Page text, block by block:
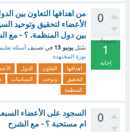
0
تصويتات
1
إجابة
من اهدافها التعاون بين
الأعضاء لتحقيق وتوحيد
بين دول المنظمة. ؟ - مع
سُئل يونيو 13 في تصنيف أسئلة
نورة المجتهدة
اهدافها التعاون الدول
لتحقيق
وتوحيد السياسات
المنظمة
0
السجود على الأعضاء
ام مستحبة ؟ - مع الشرح